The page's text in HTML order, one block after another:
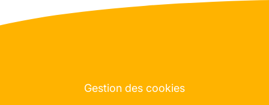
Gestion des cookies